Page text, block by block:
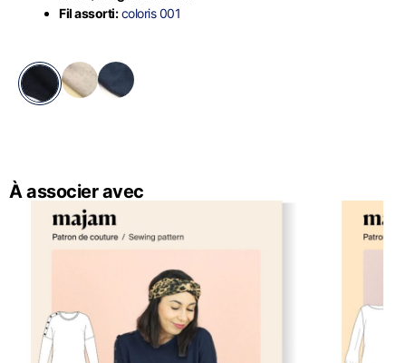
Fil assorti: coloris 001
À associer avec